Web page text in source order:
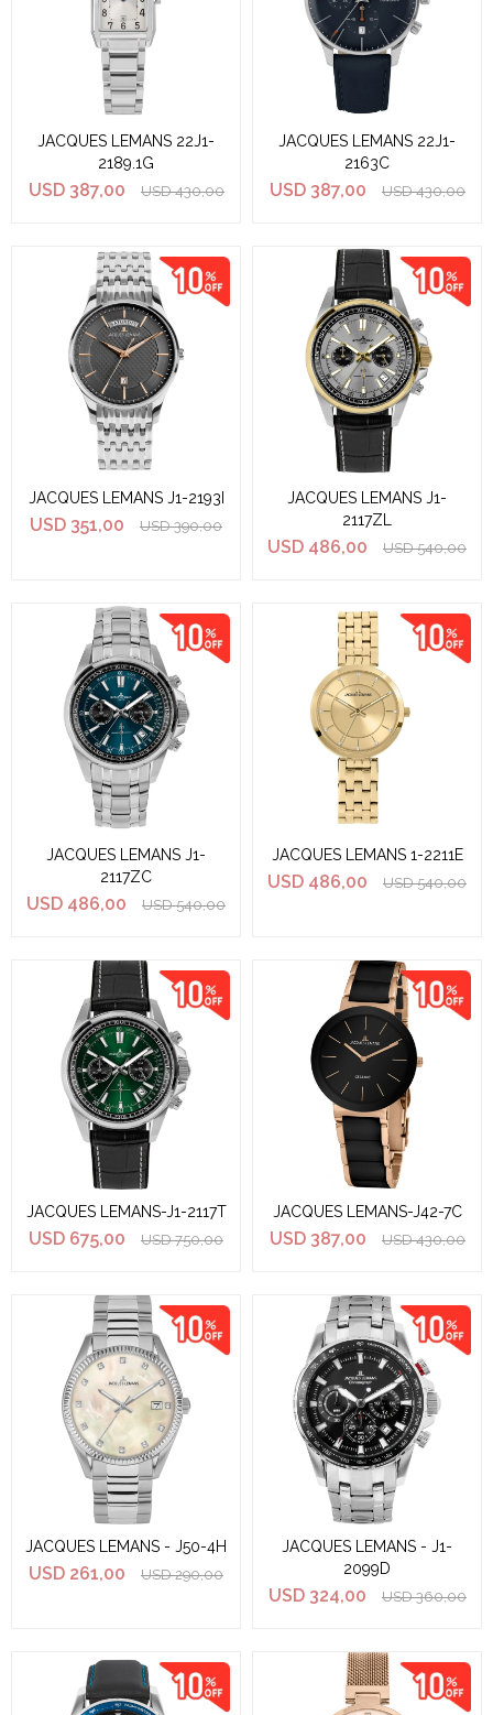
JACQUES LEMANS 22J1-
2189.1G
USD 387,00 USD 430,00
JACQUES LEMANS 22J1-
2163C
USD 387,00 USD 430,00
JACQUES LEMANS J1-2193I
USD 351,00 USD 390,00
JACQUES LEMANS J1-
2117ZL
USD 486,00 USD 540,00
JACQUES LEMANS J1-
2117ZC
USD 486,00 USD 540,00
JACQUES LEMANS 1-2211E
USD 486,00 USD 540,00
JACQUES LEMANS-J1-2117T
USD 675,00 USD 750,00
JACQUES LEMANS-J42-7C
USD 387,00 USD 430,00
JACQUES LEMANS - J50-4H
USD 261,00 USD 290,00
JACQUES LEMANS - J1-
2099D
USD 324,00 USD 360,00